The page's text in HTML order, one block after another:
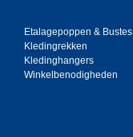
Etalagepoppen & Bustes
Kledingrekken
Kledinghangers
Winkelbenodigheden